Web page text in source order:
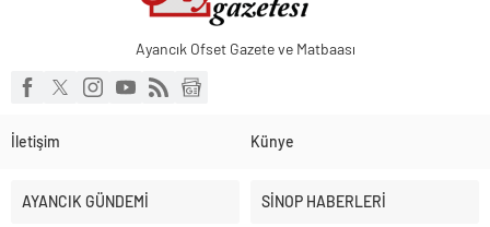
Ayancık Ofset Gazete ve Matbaası
İletişim Künye
AYANCIK GÜNDEMİ SİNOP HABERLERİ